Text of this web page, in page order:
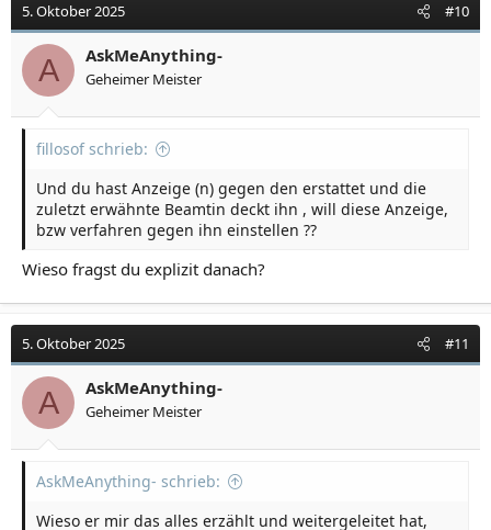
Wohnung (dem Anschein nach, wirkt es wie die
Wohnung einer alten Person) in Dietzenbach.
Er verleumdet mich, behauptet überall ich hätte
versucht die Wohnung eines Ex anzuzünden, dies wäre
bei der Polizei über mich dokumentiert und ich würde
alle möglichen Personen erpressen. Außerdem
unterschlägt er ein Notebook und erfindet „Schulden“
Spiel, die ihn deckt und eine Einstellung der Anzeige
gegen ihn forciert..................
5. Oktober 2025 #10
A AskMeAnything-
Geheimer Meister
fillosof schrieb:
Und du hast Anzeige (n) gegen den erstattet und die
zuletzt erwähnte Beamtin deckt ihn , will diese Anzeige,
bzw verfahren gegen ihn einstellen ??
Wieso fragst du explizit danach?
5. Oktober 2025 #11
A AskMeAnything-
Geheimer Meister
AskMeAnything- schrieb:
Wieso er mir das alles erzählt und weitergeleitet hat,